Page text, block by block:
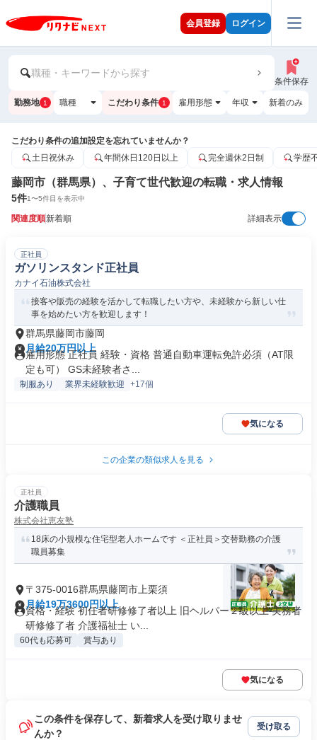
会員登録 ログイン
職種・キーワードから探す
条件保存
勤務地 1 職種 こだわり条件 1 雇用形態 年収 新着のみ
こだわり条件の追加設定を忘れていませんか？
土日祝休み
年間休日120日以上 完全週休2日制 学歴
藤岡市（群馬県）、子育て世代歓迎の転職・求人情報
5件1〜5件目を表示中
関連度順新着順 詳細表示
正社員
ガソリンスタンド正社員
カナイ石油株式会社
接客や販売の経験を活かして転職したい方や、未経験から新しい仕
事を始めたい方を歓迎します！
群馬県藤岡市藤岡
月給20万円以上
雇用形態 正社員 経験・資格 普通自動車運転免許必須（AT限
定も可） GS未経験者さ...
制服あり 業界未経験歓迎 +17個
気になる
この企業の類似求人を見る
正社員
介護職員
株式会社恵友塾
18床の小規模な住宅型老人ホームです ＜正社員＞交替勤務の介護
職員募集
〒375-0016群馬県藤岡市上栗須
月給19万3600円以上
資格・経験 初任者研修修了者以上 旧ヘルパー２級以上 実務者
研修修了者 介護福祉士 い...
60代も応募可 賞与あり
気になる
この条件を保存して、新着求人を受け取りませ
んか？
受け取る